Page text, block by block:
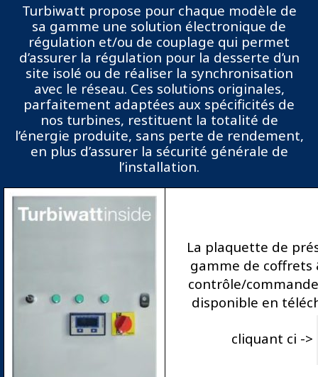
Turbiwatt propose pour chaque modèle de
sa gamme une solution électronique de
régulation et/ou de couplage qui permet
d’assurer la régulation pour la desserte d’un
site isolé ou de réaliser la synchronisation
avec le réseau. Ces solutions originales,
parfaitement adaptées aux spécificités de
nos turbines, restituent la totalité de
l’énergie produite, sans perte de rendement,
en plus d’assurer la sécurité générale de
l’installation.
La plaquette de
gamme de coffrets
contrôle/
disponible en
cliquant ci ->